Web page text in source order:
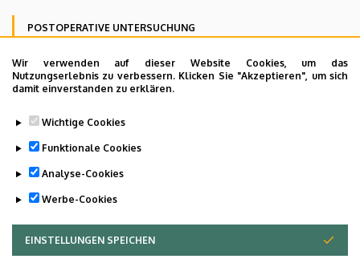
Wir verwenden auf dieser Website Cookies, um das
Nutzungserlebnis zu verbessern. Klicken Sie "Akzeptieren", um sich
damit einverstanden zu erklären.
Wichtige Cookies
Funktionale Cookies
Analyse-Cookies
Werbe-Cookies
EINSTELLUNGEN SPEICHEN
ZUSTIMMUNG ZURÜCKZIEHEN
POSTOPERATIVE UNTERSUCHUNG
SONSTIGE, MIT DER STATIONÄREN VERSORGUNG
ZUSAMMENHÄNGENDE INFORMATIONEN
Zeit und Ort der Nachuntersuchungen werden mit dem
behandelnden Arzt abgesprochen.
Last update: